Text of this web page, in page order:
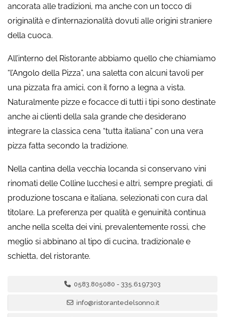
ancorata alle tradizioni, ma anche con un tocco di
originalità e d’internazionalità dovuti alle origini straniere
della cuoca.
All’interno del Ristorante abbiamo quello che chiamiamo
“l’Angolo della Pizza”, una saletta con alcuni tavoli per
una pizzata fra amici, con il forno a legna a vista.
Naturalmente pizze e focacce di tutti i tipi sono destinate
anche ai clienti della sala grande che desiderano
integrare la classica cena “tutta italiana” con una vera
pizza fatta secondo la tradizione.
Nella cantina della vecchia locanda si conservano vini
rinomati delle Colline lucchesi e altri, sempre pregiati, di
produzione toscana e italiana, selezionati con cura dal
titolare. La preferenza per qualità e genuinità continua
anche nella scelta dei vini, prevalentemente rossi, che
meglio si abbinano al tipo di cucina, tradizionale e
schietta, del ristorante.
0583.805080 - 335.6197303
info@ristorantedelsonno.it